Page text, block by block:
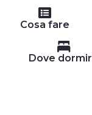
Cosa fare
Dove